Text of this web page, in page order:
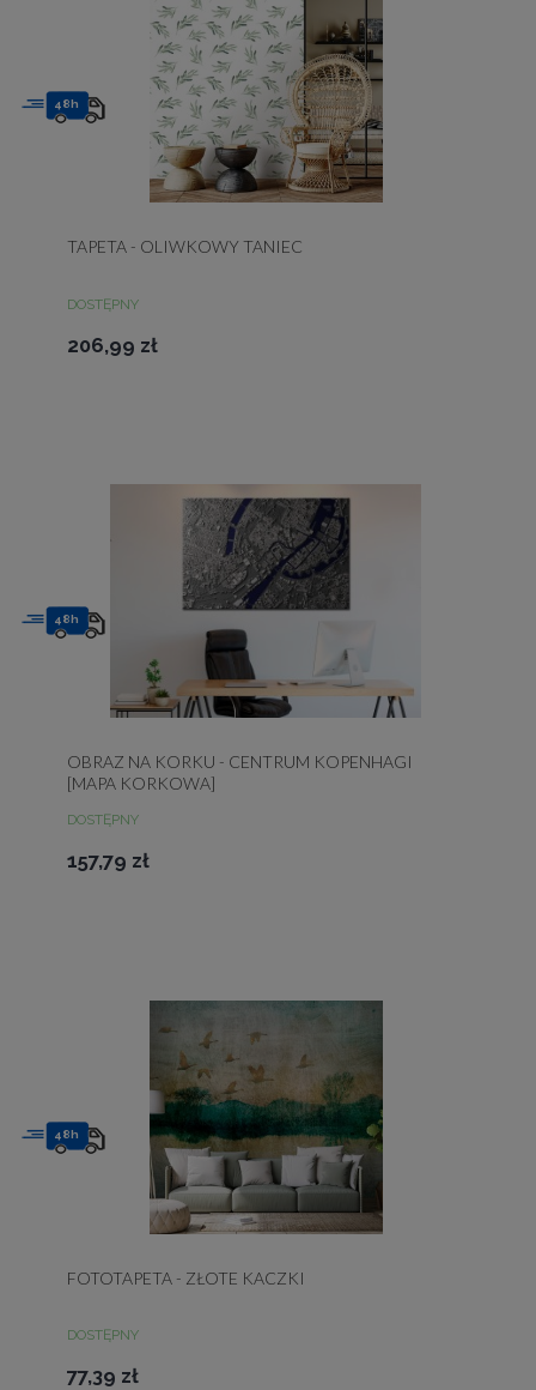
TAPETA - OLIWKOWY TANIEC
DOSTĘPNY
206,99 zł
48h
OBRAZ NA KORKU - CENTRUM KOPENHAGI
[MAPA KORKOWA]
DOSTĘPNY
157,79 zł
48h
FOTOTAPETA - ZŁOTE KACZKI
DOSTĘPNY
77,39 zł
48h